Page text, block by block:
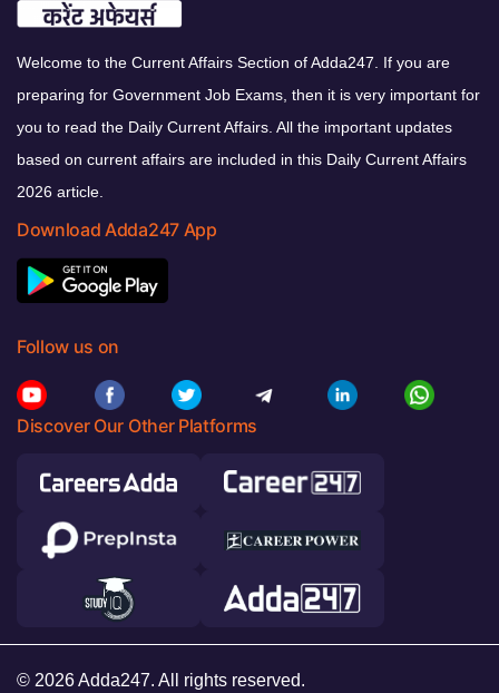
Welcome to the Current Affairs Section of Adda247. If you are
preparing for Government Job Exams, then it is very important for
you to read the Daily Current Affairs. All the important updates
based on current affairs are included in this Daily Current Affairs
2026 article.
Download Adda247 App
Follow us on
Discover Our Other Platforms
© 2026 Adda247. All rights reserved.